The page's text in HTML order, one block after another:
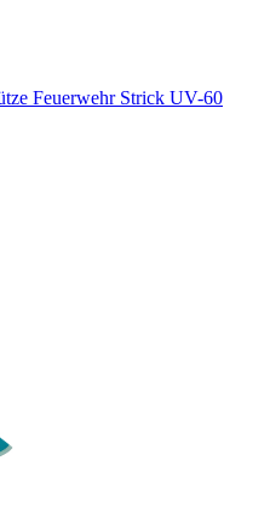
Feuerwehr Strick UV-60